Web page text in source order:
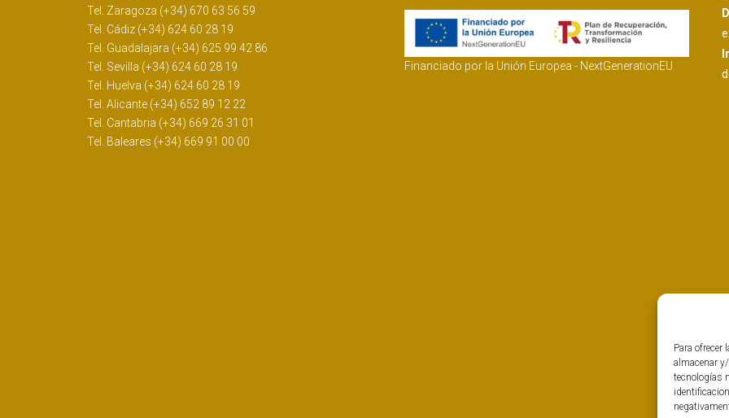
Para
almacenar
tecnologías
Tel. Zaragoza (+34) 670 63 56 59
Tel. Cádiz (+34) 624 60 28 19
Tel. Guadalajara (+34) 625 99 42 86
Tel. Sevilla (+34) 624 60 28 19
Tel. Huelva (+34) 624 60 28 19
Tel. Alicante (+34) 652 89 12 22
Tel. Cantabria (+34) 669 26 31 01
Tel. Baleares (+34) 669 91 00 00
Financiado por la Unión Europea - NextGenerationEU